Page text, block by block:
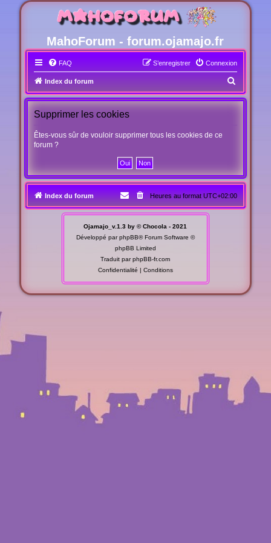
MahoForum - forum.ojamajo.fr
FAQ Connexion
S’enregistrer
Index du forum
e
h
e
r
Supprimer les cookies
Êtes-vous sûr de vouloir supprimer tous les cookies de ce
forum ?
Index du forum Heures au formatUTC+02:00
Ojamajo_v.1.3 by © Chocola - 2021
Développé parphpBB® Forum Software ©
phpBB Limited
Traduit parphpBB-fr.com
Confidentialité | Conditions